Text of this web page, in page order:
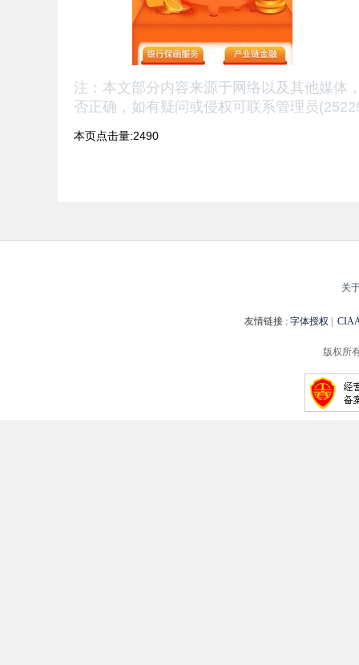
注：本文部分内容来源于网络以及其他媒体
否正确， 如有疑问或侵权可联系管理员
本页点击量:2490
关
友情链接 : 字体授权
版权所